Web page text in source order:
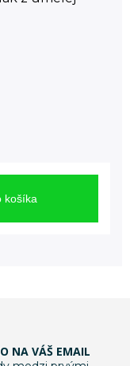
košíka
NA VÁŠ EMAIL